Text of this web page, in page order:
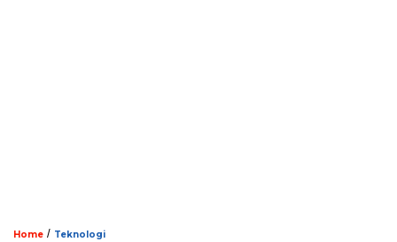
Home / Teknologi